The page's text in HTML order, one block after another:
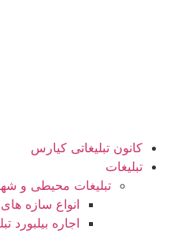
کانون تبلیغاتی کیارس
تبلیغات
تبلیغات محیطی و
انواع سازه‌
اجاره بیلبورد